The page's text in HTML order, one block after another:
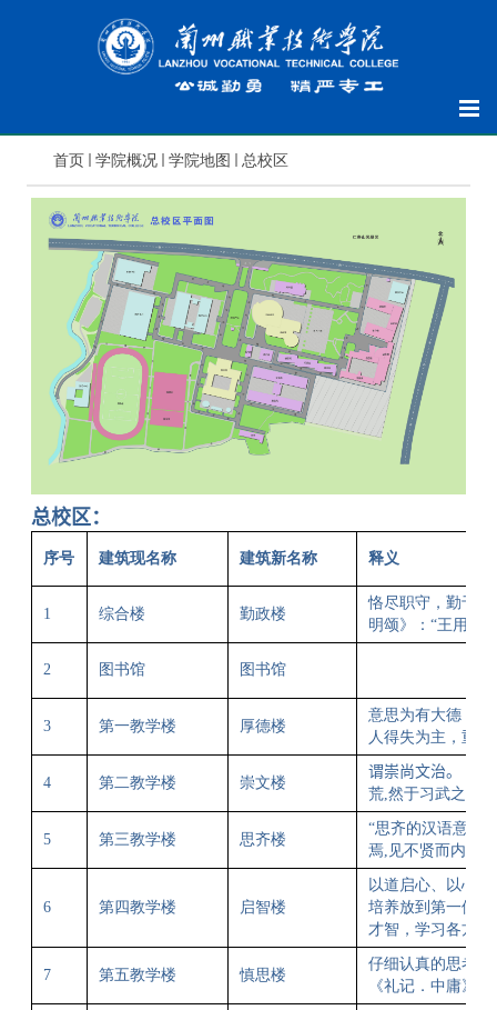
首页 学院概况 学院地图 总校区
总校区：
序号 建筑现名称 建筑新名称 释义
1 综合楼 勤政楼
恪尽职守，勤于
明颂》：“王用勤
2 图书馆 图书馆
3 第一教学楼 厚德楼
意思为有大德；
人得失为主，重
4 第二教学楼 崇文楼
谓崇尚文治。 《
荒, 然于习武之方
5 第三教学楼 思齐楼
“思齐的汉语意思
焉, 见不贤而内自
6 第四教学楼 启智楼
以道启心、以心
培养放到第一位
才智，学习各方
7 第五教学楼 慎思楼
仔细认真的思考。
《礼记．中庸》